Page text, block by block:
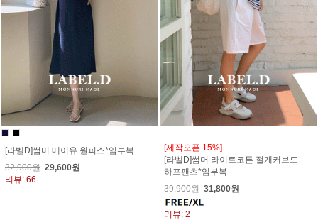
[라벨D]썸머 메이유 원피스*임부복
32,900원 29,600원
리뷰: 66
[제작오픈 15%]
[라벨D]썸머 라이트코튼 절개커브드
하프팬츠*임부복
39,900원 31,800원
리뷰: 2